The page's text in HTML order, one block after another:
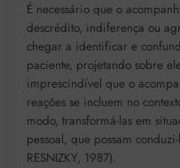
É necessário que o
descrédito, indiferença ou
chegar a identificar e
paciente, projetando sobre
imprescindível que o
reações se incluem no
modo, transformá-las em
pessoal, que possam
RESNIZKY, 1987).